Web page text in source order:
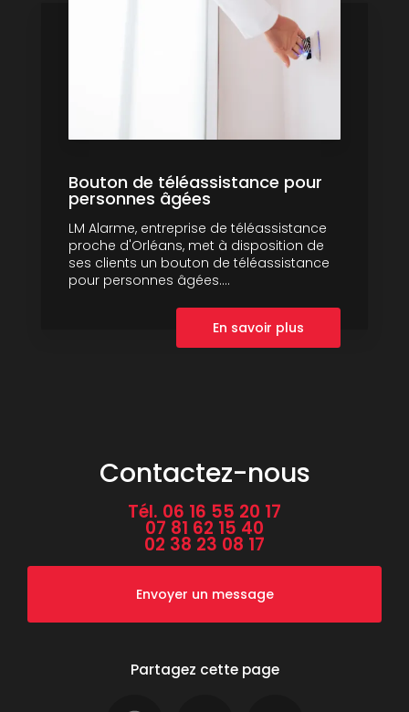
Bouton de téléassistance pour
personnes âgées
LM Alarme, entreprise de téléassistance
proche d'Orléans, met à disposition de
ses clients un bouton de téléassistance
pour personnes âgées....
En savoir plus
Contactez-nous
Tél. 06 16 55 20 17
07 81 62 15 40
02 38 23 08 17
Envoyer un message
Partagez cette page